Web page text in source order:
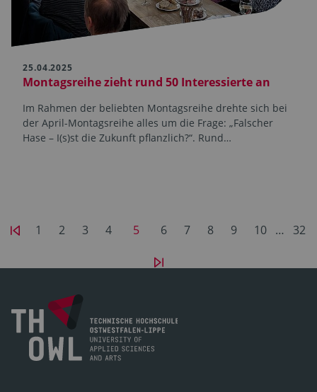
25.04.2025
Montagsreihe zieht rund 50 Interessierte an
Im Rahmen der beliebten Montagsreihe drehte sich bei
der April-Montagsreihe alles um die Frage: „Falscher
Hase – I(s)st die Zukunft pflanzlich?“. Rund…
1 2 3 4 5 6 7 8 9 10 … 32